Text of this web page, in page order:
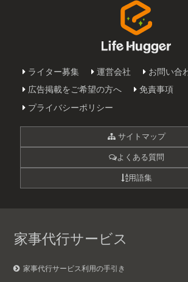
ライター募集 運営会社
お問い合
広告掲載をご希望の方へ
免責事項
プライバシーポリシー
サイトマップ
よくある質問
用語集
家事代行サービス
家事代行サービス利用の手引き